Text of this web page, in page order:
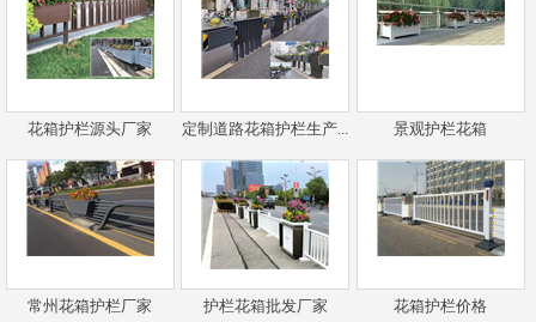
花箱护栏源头厂家 定制道路花箱护栏生产... 景观护栏花箱
常州花箱护栏厂家 护栏花箱批发厂家 花箱护栏价格